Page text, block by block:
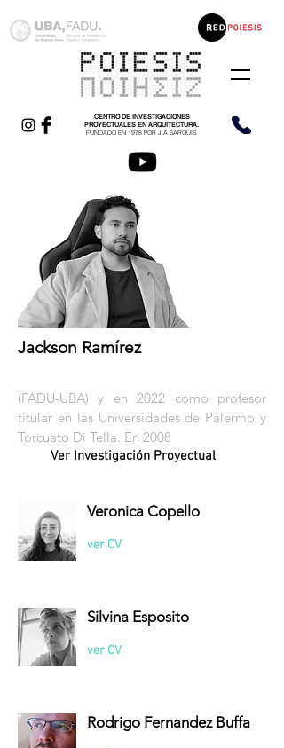
CENTRO DE INVESTIGACIONES
PROYECTUALES EN ARQUITECTURA.
FUNDADO EN 1978 POR J.A SARQUIS.
Jackson Ramírez
(FADU-UBA) y en 2022 como profesor
titular en las Universidades de Palermo y
Torcuato Di Tella. En 2008
Ver Investigación Proyectual
Veronica Copello
ver CV
Silvina Esposito
ver CV
Rodrigo Fernandez Buffa